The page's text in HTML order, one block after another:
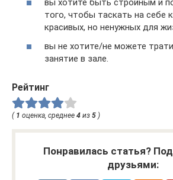
вы хотите быть стройным и
того, чтобы таскать на себе
красивых, но ненужных для
вы не хотите/не можете
занятие в зале.
Рейтинг
( 1 оценка, среднее 4 из 5 )
Понравилась статья?
друзьями: